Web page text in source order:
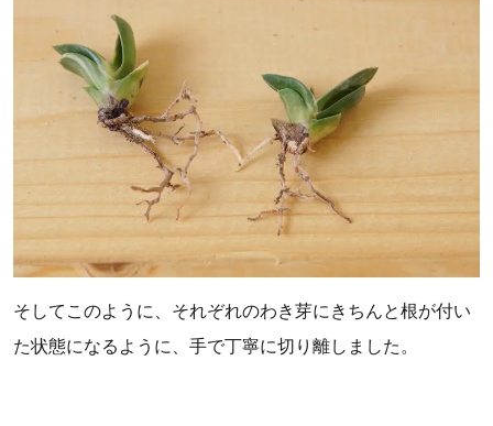
そしてこのように、それぞれのわき芽にきちんと根が付い
た状態になるように、手で丁寧に切り離しました。